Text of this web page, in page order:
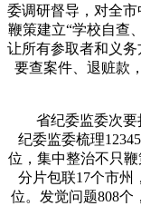
委调研督导，对全市
鞭策建立“学校自查
让所有参取者和义
要查案件、退赃款
省纪委监委次要
纪委监委梳理
位，集中整治不只
分片包联17个市州
位。发觉问题808个